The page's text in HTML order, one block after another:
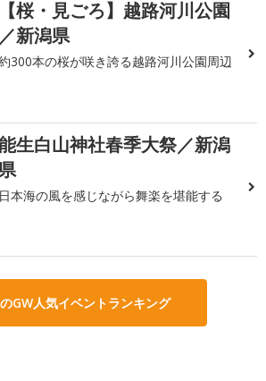
【桜・見ごろ】越路河川公園
／新潟県
300本の桜が咲き誇る越路河川公園周辺
生白山神社春季大祭／新潟
日本海の風を感じながら舞楽を堪能する
GW人気イベントランキング